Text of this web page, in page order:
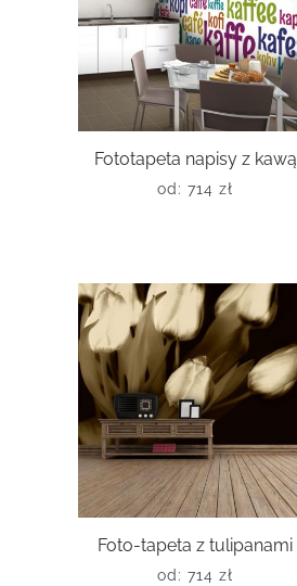
Fototapeta napisy z kawą
od: 714 zł
Foto-tapeta z tulipanami
od: 714 zł